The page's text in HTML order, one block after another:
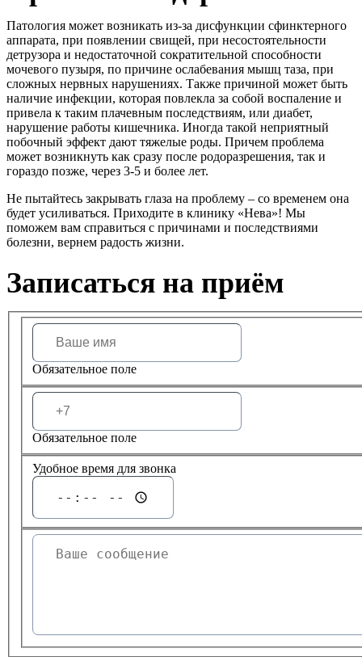
Патология может возникать из-за дисфункции сфинктерного
аппарата, при появлении свищей, при несостоятельности
детрузора и недостаточной сократительной способности
мочевого пузыря, по причине ослабевания мышц таза, при
сложных нервных нарушениях. Также причиной может быть
наличие инфекции, которая повлекла за собой воспаление и
привела к таким плачевным последствиям, или диабет,
нарушение работы кишечника. Иногда такой неприятный
побочный эффект дают тяжелые роды. Причем проблема
может возникнуть как сразу после родоразрешения, так и
гораздо позже, через 3-5 и более лет.
Не пытайтесь закрывать глаза на проблему – со временем она
будет усиливаться. Приходите в клинику «Нева»! Мы
поможем вам справиться с причинами и последствиями
болезни, вернем радость жизни.
Записаться на приём
Обязательное поле
Обязательное поле
Удобное время для звонка